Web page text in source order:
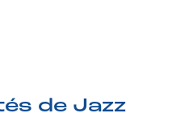
de Jazz